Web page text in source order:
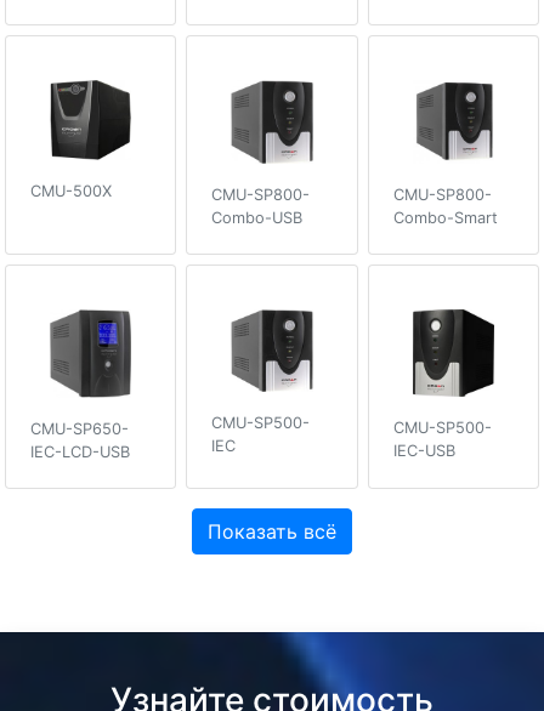
CMU-500X
CMU-SP800-
Combo-USB
CMU-SP800-
Combo-Smart
CMU-SP650-
IEC-LCD-USB
CMU-SP500-
IEC
CMU-SP500-
IEC-USB
Показать всё
Узнайте стоимость